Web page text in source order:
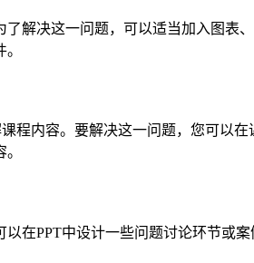
解决这一问题，可以适当加入图表
程内容。要解决这一问题，您可以
在PPT中设计一些问题讨论环节或